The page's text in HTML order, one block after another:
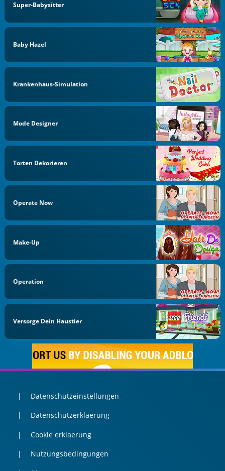
Super-Babysitter
Baby Hazel
Krankenhaus-Simulation
Mode Designer
Torten Dekorieren
Operate Now
Make-Up
Operation
Versorge Dein Haustier
Datenschutzeinstellungen
Datenschutzerklaerung
Cookie erklaerung
Nutzungsbedingungen